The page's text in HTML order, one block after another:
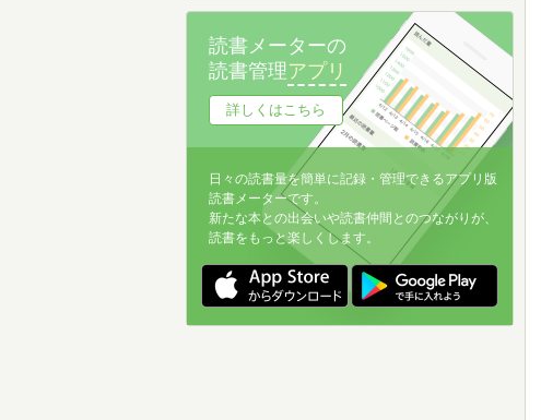
読書メーターの
読書管理アプリ
詳しくはこちら
日々の読書量を簡単に記録・管理できるアプリ版
読書メーターです。
新たな本との出会いや読書仲間とのつながりが、
読書をもっと楽しくします。